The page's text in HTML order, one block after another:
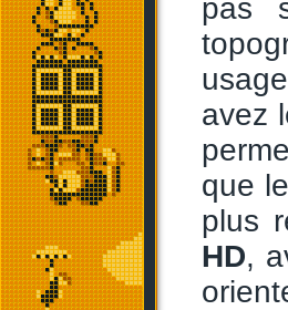
pas
avez
que
plus
HD,